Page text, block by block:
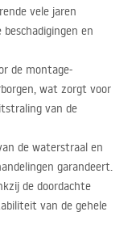
vele jaren
en
de montage-
wat zorgt voor
van de
de waterstraal en
garandeert.
de doordachte
van de gehele